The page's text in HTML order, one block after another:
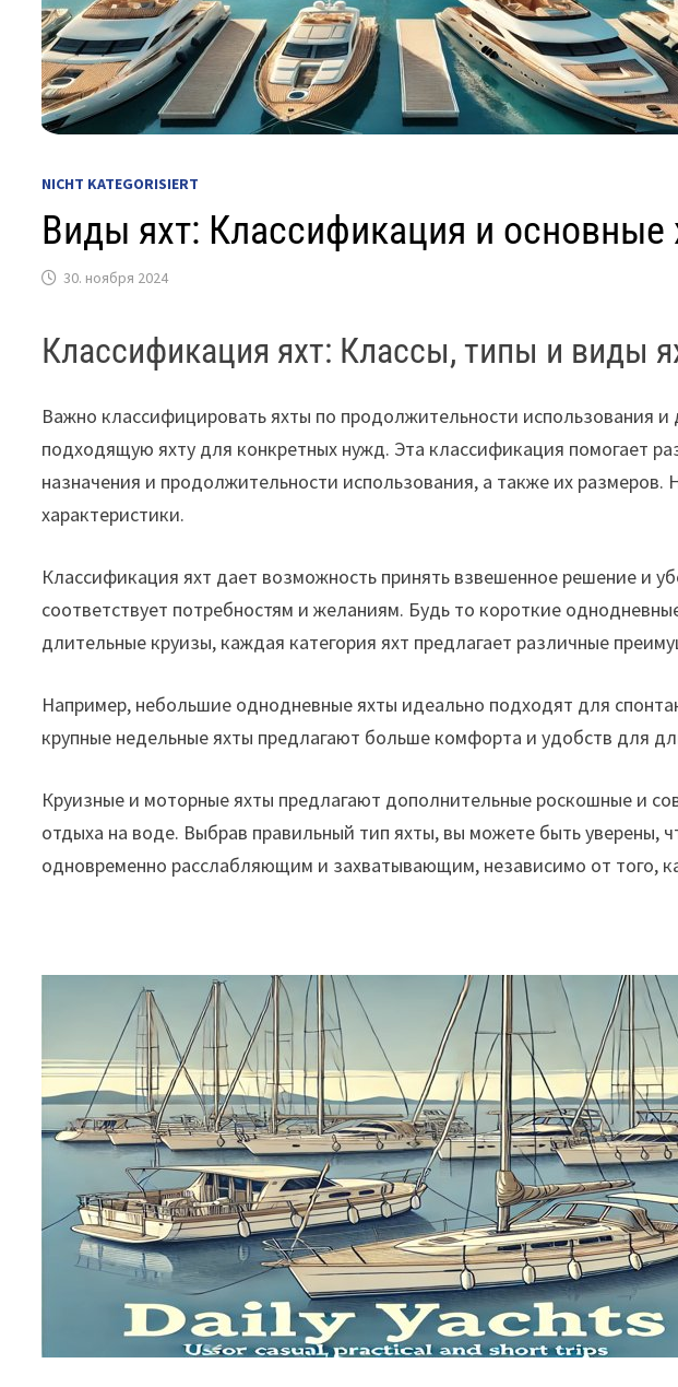
NICHT KATEGORISIERT
Виды яхт: Классификация и основные
30. ноября 2024
Классификация яхт: Классы, типы и виды
Важно классифицировать яхты по продолжительности использования и
подходящую яхту для конкретных нужд. Эта классификация помогает
назначения и продолжительности использования, а также их
характеристики.
Классификация яхт дает возможность принять взвешенное решение и
соответствует потребностям и желаниям. Будь то короткие
длительные круизы, каждая категория яхт предлагает различные
Например, небольшие однодневные яхты идеально подходят для
крупные недельные яхты предлагают больше комфорта и удобств для
Круизные и моторные яхты предлагают дополнительные роскошные и
отдыха на воде. Выбрав правильный тип яхты, вы можете быть уверены,
одновременно расслабляющим и захватывающим, независимо от того,